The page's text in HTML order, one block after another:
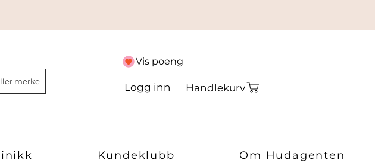
merke
Vis poeng
Logg inn Handlekurv
Kundeklubb Om Hudagenten